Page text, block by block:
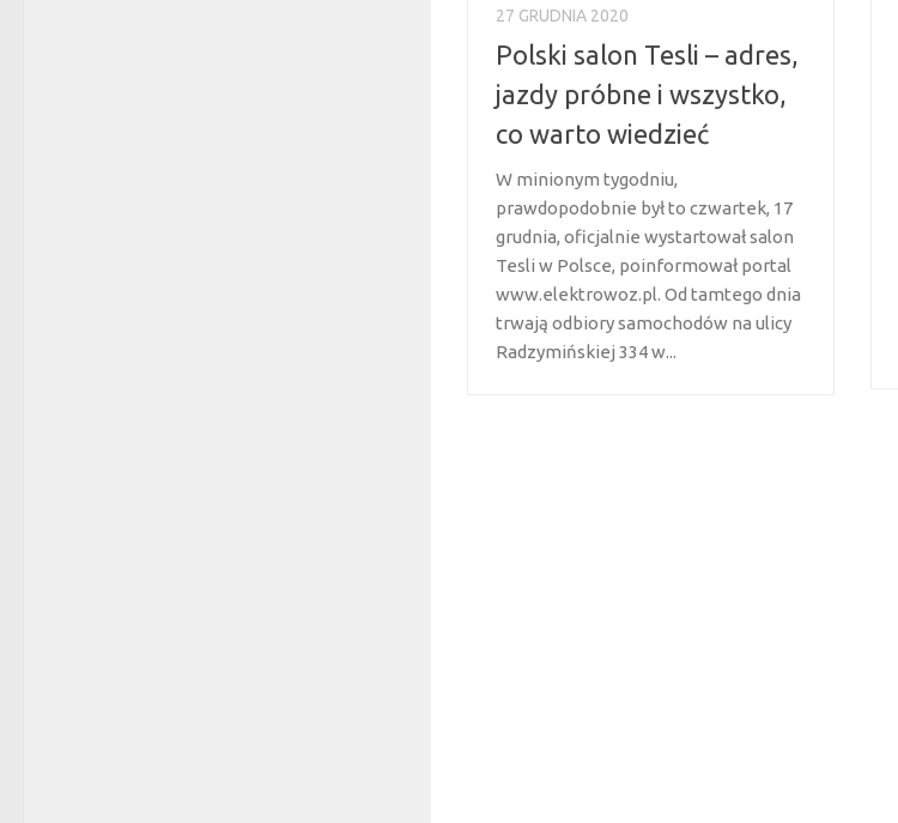
27 GRUDNIA 2020
Polski salon Tesli – adres,
jazdy próbne i wszystko,
co warto wiedzieć
W minionym tygodniu,
prawdopodobnie był to czwartek, 17
grudnia, oficjalnie wystartował salon
Tesli w Polsce, poinformował portal
www.elektrowoz.pl. Od tamtego dnia
trwają odbiory samochodów na ulicy
Radzymińskiej 334 w...